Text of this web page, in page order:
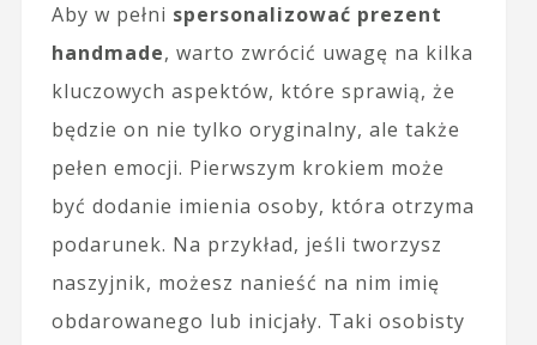
Aby w pełni spersonalizować prezent
handmade, warto zwrócić uwagę na kilka
kluczowych aspektów, które sprawią, że
będzie on nie tylko oryginalny, ale także
pełen emocji. Pierwszym krokiem może
być dodanie imienia osoby, która otrzyma
podarunek. Na przykład, jeśli tworzysz
naszyjnik, możesz nanieść na nim imię
obdarowanego lub inicjały. Taki osobisty